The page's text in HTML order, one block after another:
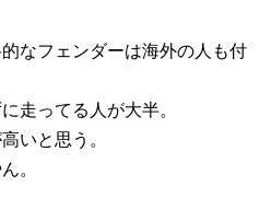
なフェンダーは海外の人も付
走ってる人が大半。
いと思う。
。